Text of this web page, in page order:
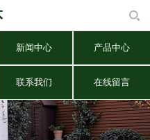
新闻中心 产品中心
联系我们 在线留言